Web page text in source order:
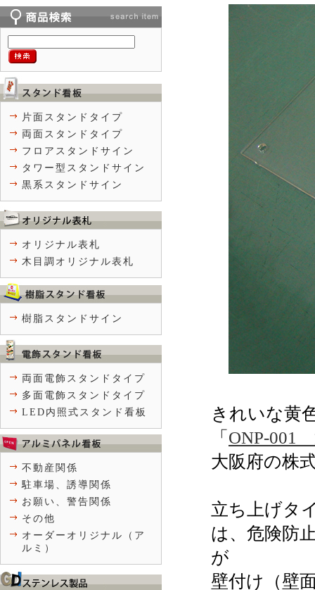
きれいな黄
「 ONP-001
大阪府の株
立ち上げタ
は、危険防
が
壁付け（壁
片面スタンドタイプ
両面スタンドタイプ
フロアスタンドサイン
タワー型スタンドサイン
黒系スタンドサイン
オリジナル表札
木目調オリジナル表札
樹脂スタンドサイン
両面電飾スタンドタイプ
多面電飾スタンドタイプ
LED内照式スタンド看板
不動産関係
駐車場、誘導関係
お願い、警告関係
その他
オーダーオリジナル（ア
ルミ）